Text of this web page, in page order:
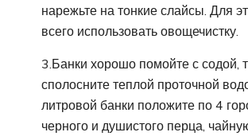
нарежьте на тонкие слайсы. Для
всего использовать овощечистку.
3.Банки хорошо помойте с содой,
сполосните теплой проточной
литровой банки положите по 4
черного и душистого перца,